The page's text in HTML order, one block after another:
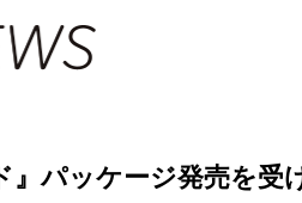
』パッケージ発売を